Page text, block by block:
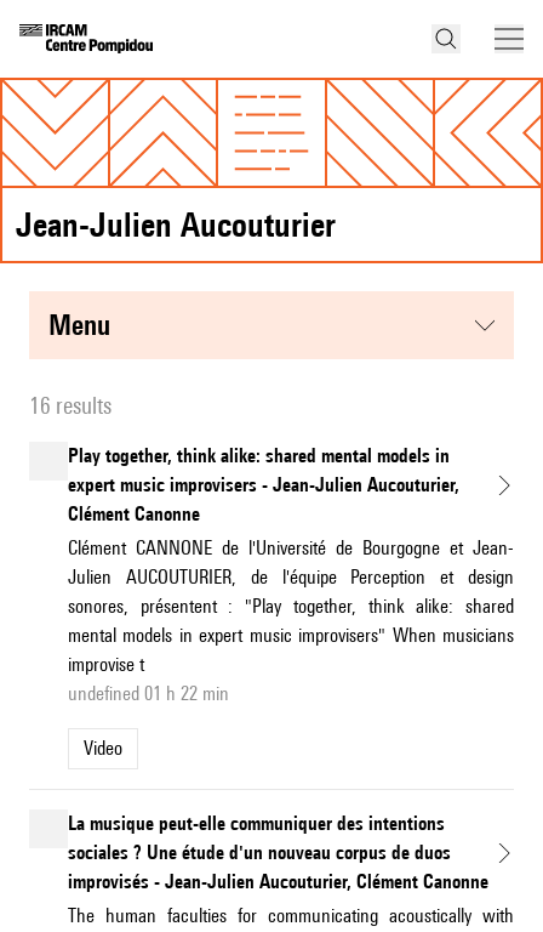
Jean-Julien Aucouturier
menu
16 results
Play together, think alike: shared mental models in
expert music improvisers - Jean-Julien Aucouturier,
Clément Canonne
Clément CANNONE de l'Université de Bourgogne et Jean-
Julien AUCOUTURIER, de l'équipe Perception et design
sonores, présentent : "Play together, think alike: shared
mental models in expert music improvisers" When musicians
improvise t
undefined 01 h 22 min
Video
La musique peut-elle communiquer des intentions
sociales ? Une étude d'un nouveau corpus de duos
improvisés - Jean-Julien Aucouturier, Clément Canonne
The human faculties for communicating acoustically with